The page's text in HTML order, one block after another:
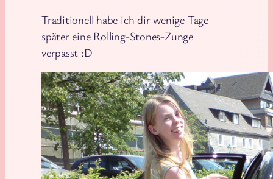
Traditionell habe ich dir wenige Tage
später eine Rolling-Stones-Zunge
verpasst :D